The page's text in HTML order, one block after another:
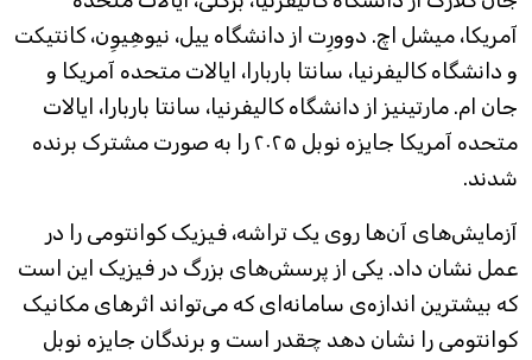
آمریکا، میشل اچ. دوورِت از دانشگاه ییل، نیوهِیوِن، کانتیکت
و دانشگاه کالیفرنیا، سانتا باربارا، ایالات متحده آمریکا و
جان ام. مارتینیز از دانشگاه کالیفرنیا، سانتا باربارا، ایالات
متحده آمریکا جایزه نوبل ۲۰۲۵ را به صورت مشترک برنده
شدند.
آزمایش‌های آن‌ها روی یک تراشه، فیزیک کوانتومی را در
عمل نشان داد. یکی از پرسش‌های بزرگ در فیزیک این است
که بیشترین اندازه‌ی سامانه‌ای که می‌تواند اثرهای مکانیک
کوانتومی را نشان دهد چقدر است و برندگان جایزه نوبل